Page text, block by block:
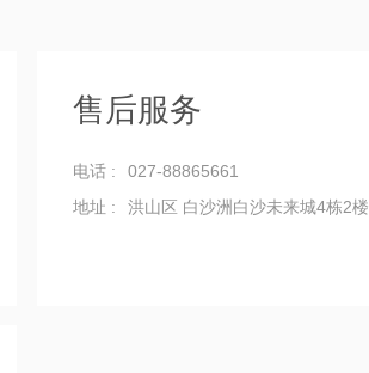
售后服务
电话 :
027-88865661
地址 :
洪山区 白沙洲白沙未来城4栋2楼